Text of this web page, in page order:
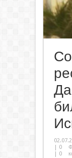
0
0